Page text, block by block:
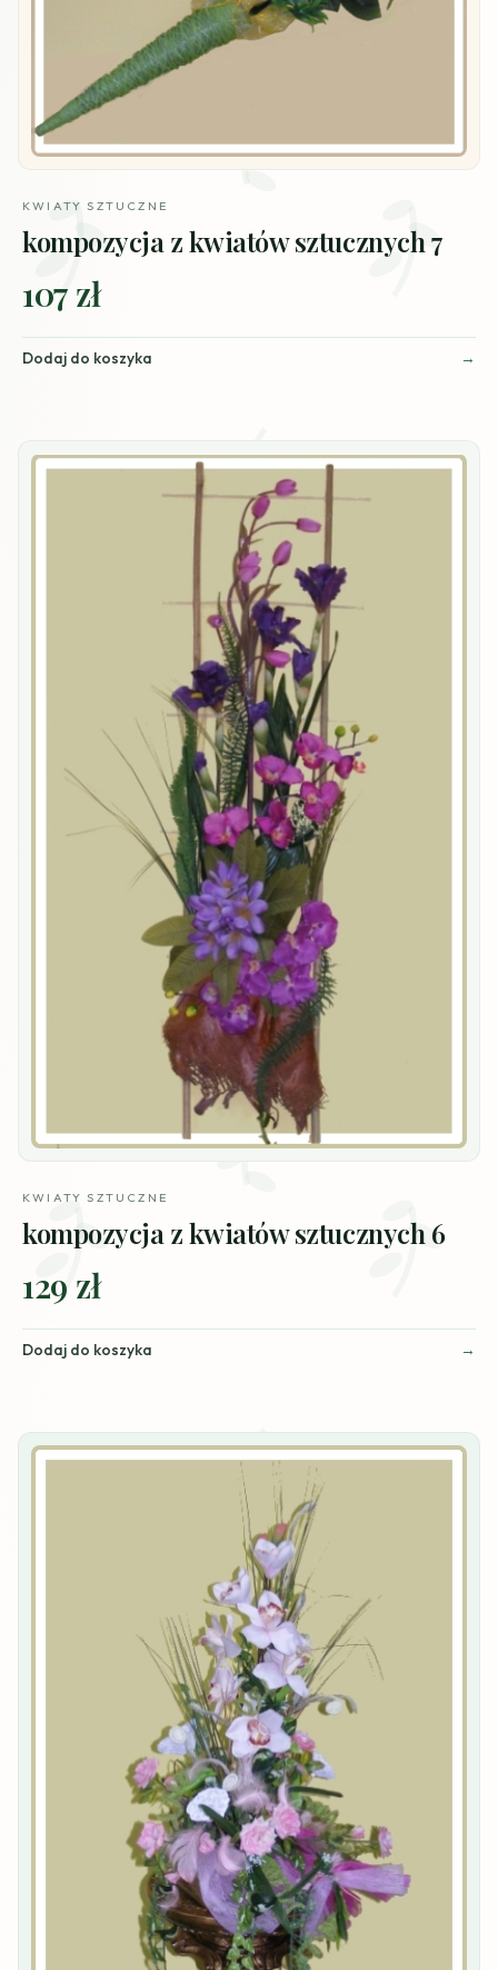
KWIATY SZTUCZNE
kompozycja z kwiatów sztucznych 7
107 zł
Dodaj do koszyka
KWIATY SZTUCZNE
kompozycja z kwiatów sztucznych 6
129 zł
Dodaj do koszyka